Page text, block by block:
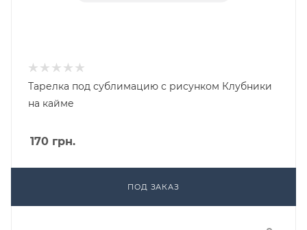
Тарелка под сублимацию с рисунком Клубники
на кайме
170 грн.
ПОД ЗАКАЗ